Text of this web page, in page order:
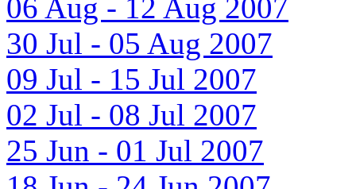
06 Aug - 12 Aug 2007
30 Jul - 05 Aug 2007
09 Jul - 15 Jul 2007
02 Jul - 08 Jul 2007
25 Jun - 01 Jul 2007